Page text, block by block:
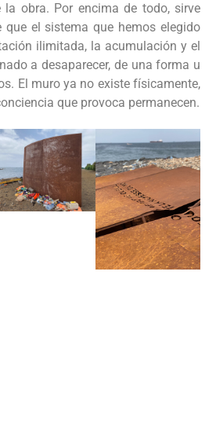
obra. Por encima de todo, sirve
que el sistema que hemos elegido
ilimitada, la acumulación y el
a desaparecer, de una forma u
El muro ya no existe físicamente,
que provoca permanecen.